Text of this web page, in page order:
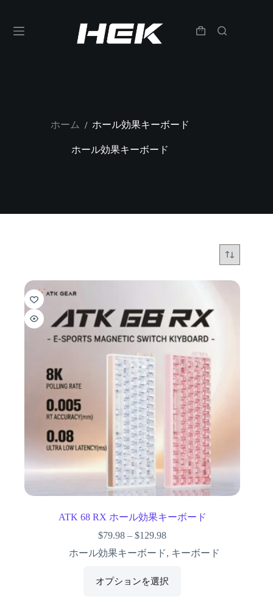
ホーム / ホール効果キーボード
ホール効果キーボード
ATK 68 RX ホール効果キーボード
$79.98 –$129.98
ホール効果キーボード, キーボード
オプションを選択